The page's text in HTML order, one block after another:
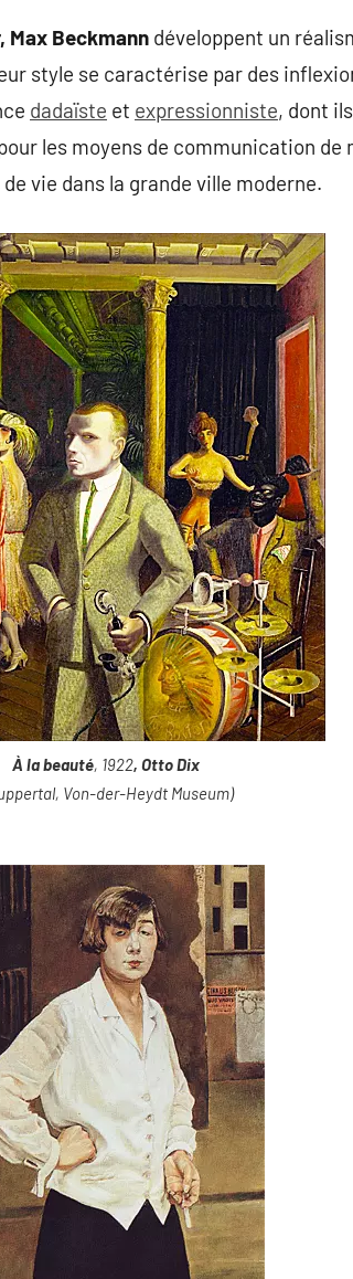
Max Beckmann développent un
style se caractérise par des
dadaïste et expressionniste, dont
les moyens de communication de
vie dans la grande ville moderne.
À la beauté, 1922, Otto Dix
Von-der-Heydt Museum)